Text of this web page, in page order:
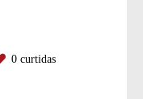
0curtidas